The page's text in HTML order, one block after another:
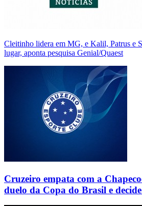
Cleitinho lidera em MG, e Kalil, Patrus e
lugar, aponta pesquisa Genial/Quaest
Cruzeiro empata com a
duelo da Copa do Brasil e